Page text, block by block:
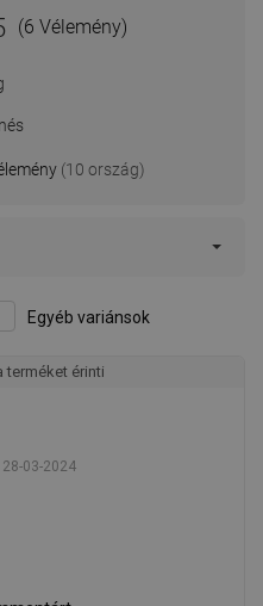
(6 Vélemény)
(10 ország)
Egyéb variánsok
terméket érinti
28-03-2024